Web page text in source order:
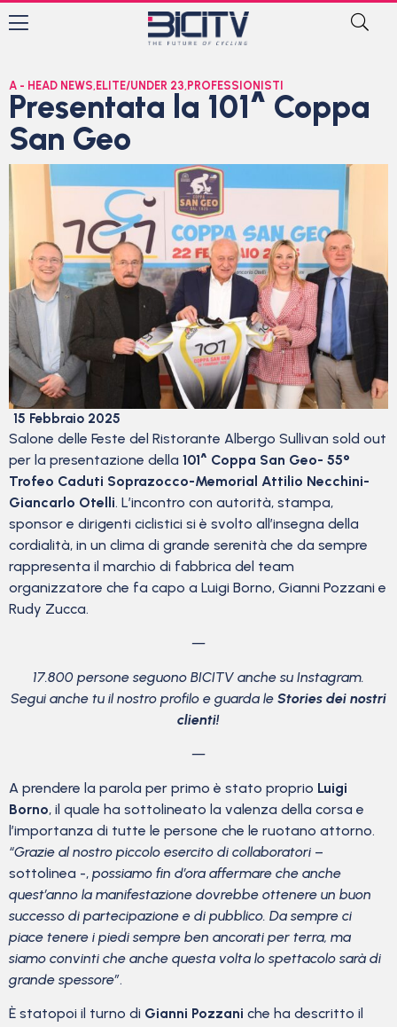
A - HEAD NEWS, ELITE/UNDER 23, PROFESSIONISTI
Presentata la 101^ Coppa
San Geo
15 Febbraio 2025
Salone delle Feste del Ristorante Albergo Sullivan sold out
per la presentazione della 101^ Coppa San Geo- 55°
Trofeo Caduti Soprazocco-Memorial Attilio Necchini-
Giancarlo Otelli. L’incontro con autorità, stampa,
sponsor e dirigenti ciclistici si è svolto all’insegna della
cordialità, in un clima di grande serenità che da sempre
rappresenta il marchio di fabbrica del team
organizzatore che fa capo a Luigi Borno, Gianni Pozzani e
Rudy Zucca.
—
17.800 persone seguono BICITV anche su Instagram.
Segui anche tu il nostro profilo e guarda le Stories dei nostri
clienti!
—
A prendere la parola per primo è stato proprio Luigi
Borno, il quale ha sottolineato la valenza della corsa e
l’importanza di tutte le persone che le ruotano attorno.
“Grazie al nostro piccolo esercito di collaboratori –
sottolinea -, possiamo fin d’ora affermare che anche
quest’anno la manifestazione dovrebbe ottenere un buon
successo di partecipazione e di pubblico. Da sempre ci
piace tenere i piedi sempre ben ancorati per terra, ma
siamo convinti che anche questa volta lo spettacolo sarà di
grande spessore”.
È statopoi il turno di Gianni Pozzani che ha descritto il